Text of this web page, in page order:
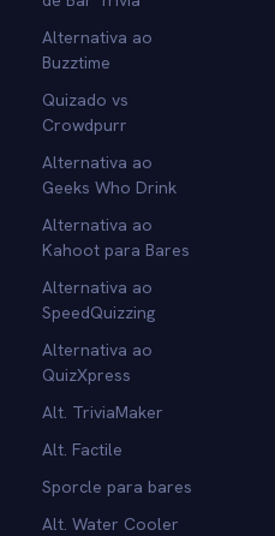
Alternativa ao
Buzztime
Quizado vs
Crowdpurr
Alternativa ao
Geeks Who Drink
Alternativa ao
Kahoot para Bares
Alternativa ao
SpeedQuizzing
Alternativa ao
QuizXpress
Alt. TriviaMaker
Alt. Factile
Sporcle para bares
Alt. Water Cooler